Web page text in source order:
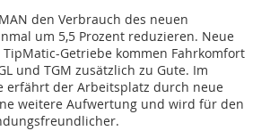
den Verbrauch des neuen
um 5,5 Prozent reduzieren. Neue
Getriebe kommen Fahrkomfort
und TGM zusätzlich zu Gute. Im
erfährt der Arbeitsplatz durch neue
weitere Aufwertung und wird für den